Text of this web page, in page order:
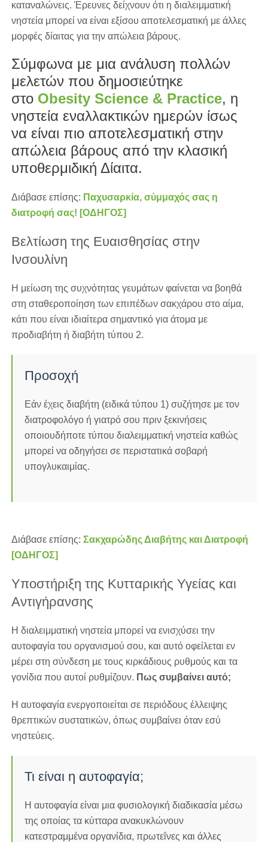
καταναλώνεις. Έρευνες δείχνουν ότι η διαλειμματική
νηστεία μπορεί να είναι εξίσου αποτελεσματική με άλλες
μορφές δίαιτας για την απώλεια βάρους.
Σύμφωνα με μια ανάλυση πολλών
μελετών που δημοσιεύτηκε
στο Obesity Science & Practice, η
νηστεία εναλλακτικών ημερών ίσως
να είναι πιο αποτελεσματική στην
απώλεια βάρους από την κλασική
υποθερμιδική Δίαιτα.
Διάβασε επίσης: Παχυσαρκία, σύμμαχός σας η
διατροφή σας! [ΟΔΗΓΟΣ]
Βελτίωση της Ευαισθησίας στην
Ινσουλίνη
Η μείωση της συχνότητας γευμάτων φαίνεται να βοηθά
στη σταθεροποίηση των επιπέδων σακχάρου στο αίμα,
κάτι που είναι ιδιαίτερα σημαντικό για άτομα με
προδιαβήτη ή διαβήτη τύπου 2.
Προσοχή
Εάν έχεις διαβήτη (ειδικά τύπου 1) συζήτησε με τον
διατροφολόγο ή γιατρό σου πριν ξεκινήσεις
οποιουδήποτε τύπου διαλειμματική νηστεία καθώς
μπορεί να οδηγήσει σε περιστατικά σοβαρή
υπογλυκαιμίας.
Διάβασε επίσης: Σακχαρώδης Διαβήτης και Διατροφή
[ΟΔΗΓΟΣ]
Υποστήριξη της Κυτταρικής Υγείας και
Αντιγήρανσης
Η διαλειμματική νηστεία μπορεί να ενισχύσει την
αυτοφαγία του οργανισμού σου, και αυτό οφείλεται εν
μέρει στη σύνδεση με τους κιρκάδιους ρυθμούς και τα
γονίδια που αυτοί ρυθμίζουν. Πως συμβαίνει αυτό;
Η αυτοφαγία ενεργοποιείται σε περιόδους έλλειψης
θρεπτικών συστατικών, όπως συμβαίνει όταν εσύ
νηστεύεις.
Τι είναι η αυτοφαγία;
Η αυτοφαγία είναι μια φυσιολογική διαδικασία μέσω
της οποίας τα κύτταρα ανακυκλώνουν
κατεστραμμένα οργανίδια, πρωτεΐνες και άλλες